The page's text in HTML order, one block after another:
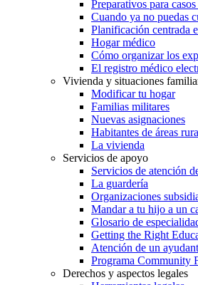
Preparativos para
Cuando ya no puedas
Planificación centrada
Hogar médico
Cómo organizar los
El registro médico
Vivienda y situaciones
Modificar tu hogar
Familias militares
Nuevas asignaciones
Habitantes de áreas
La vivienda
Servicios de apoyo
Servicios de atención
La guardería
Organizaciones
Mandar a tu hijo a un
Glosario de
Getting the Right
Atención de un
Programa Community
Derechos y aspectos legales